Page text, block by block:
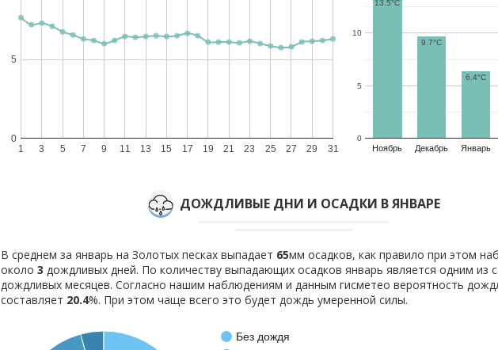
1 3 5 7 9 11 13 15 17 19 21 23 25 27 29 31
0
5
Ноябрь Декабрь Январь
0
5
10
13.5°C
9.7°C
6.4°C
ДОЖДЛИВЫЕ ДНИ И ОСАДКИ В ЯНВАРЕ
В среднем за январь на Золотых песках выпадает 65мм осадков, как правило при этом
около 3 дождливых дней. По количеству выпадающих осадков январь является одним из
дождливых месяцев. Согласно нашим наблюдениям и данным гисметео вероятность
составляет 20.4%. При этом чаще всего это будет дождь умеренной силы.
Без дождя